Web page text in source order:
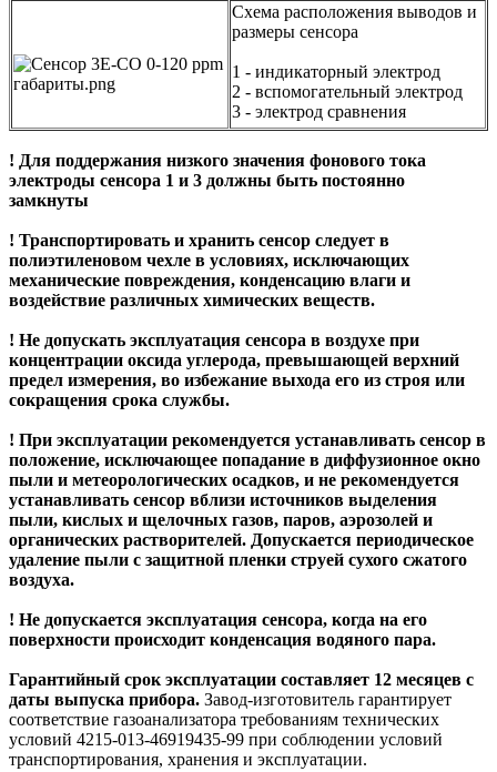
Схема расположения выводов и
размеры сенсора
1 - индикаторный электрод
2 - вспомогательный электрод
3 - электрод сравнения
! Для поддержания низкого значения фонового тока
электроды сенсора 1 и 3 должны быть постоянно
замкнуты
! Транспортировать и хранить сенсор следует в
полиэтиленовом чехле в условиях, исключающих
механические повреждения, конденсацию влаги и
воздействие различных химических веществ.
! Не допускать эксплуатация сенсора в воздухе при
концентрации оксида углерода, превышающей верхний
предел измерения, во избежание выхода его из строя или
сокращения срока службы.
! При эксплуатации рекомендуется устанавливать сенсор в
положение, исключающее попадание в диффузионное окно
пыли и метеорологических осадков, и не рекомендуется
устанавливать сенсор вблизи источников выделения
пыли, кислых и щелочных газов, паров, аэрозолей и
органических растворителей. Допускается периодическое
удаление пыли с защитной пленки струей сухого сжатого
воздуха.
! Не допускается эксплуатация сенсора, когда на его
поверхности происходит конденсация водяного пара.
Гарантийный срок эксплуатации составляет 12 месяцев с
даты выпуска прибора. Завод-изготовитель гарантирует
соответствие газоанализатора требованиям технических
условий 4215-013-46919435-99 при соблюдении условий
транспортирования, хранения и эксплуатации.